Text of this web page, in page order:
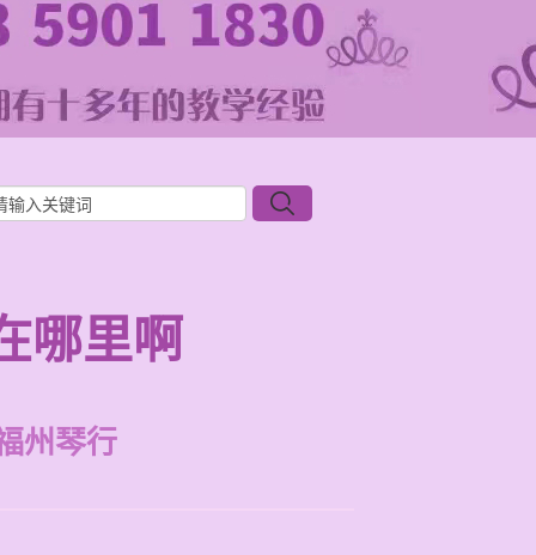
哪里啊
州琴行